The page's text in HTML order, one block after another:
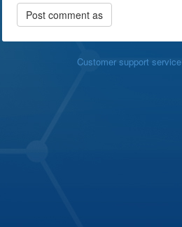
Customer support service